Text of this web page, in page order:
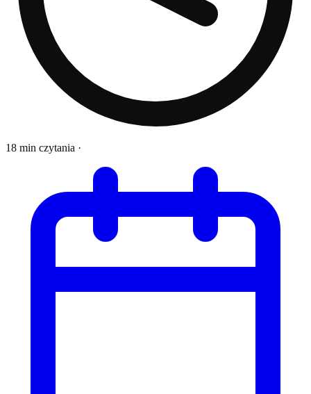
18 min czytania ·